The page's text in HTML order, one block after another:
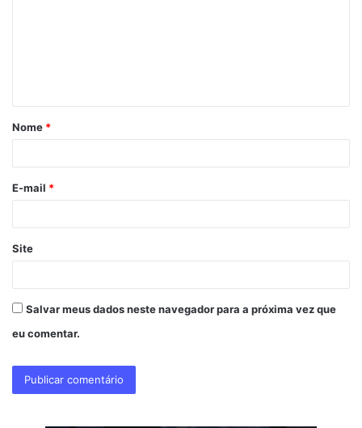
á
r
*
Nome *
E-mail *
Site
Salvar meus dados neste navegador para a próxima vez que
eu comentar.